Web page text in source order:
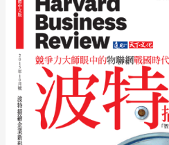
When
Culture
Doesn’t
Translate